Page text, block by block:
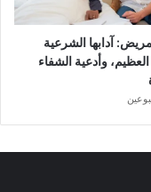
آدابها الشرعية
وأدعية الشفاء